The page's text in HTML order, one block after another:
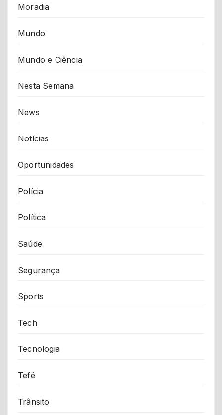
Moradia
Mundo
Mundo e Ciência
Nesta Semana
News
Notícias
Oportunidades
Polícia
Política
Saúde
Segurança
Sports
Tech
Tecnologia
Tefé
Trânsito